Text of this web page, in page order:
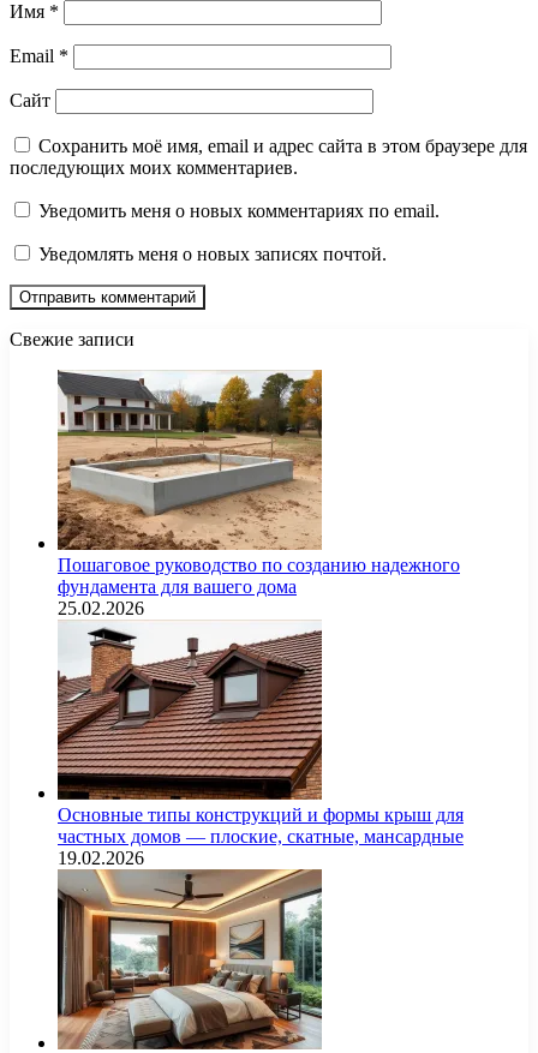
Имя *
Email *
Сайт
Сохранить моё имя, email и адрес сайта в этом браузере для
последующих моих комментариев.
Уведомить меня о новых комментариях по email.
Уведомлять меня о новых записях почтой.
Свежие записи
Пошаговое руководство по созданию надежного
фундамента для вашего дома
25.02.2026
Основные типы конструкций и формы крыш для
частных домов — плоские, скатные, мансардные
19.02.2026